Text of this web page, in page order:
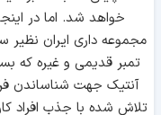
خواهد شد. اما در
مجموعه داری ایران نظیر
تمبر قدیمی و غیره که
آنتیک جهت شناساندن
تلاش شده با جذب افراد